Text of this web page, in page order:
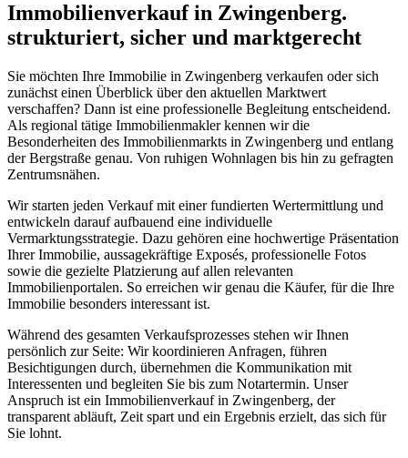
Immobilienverkauf in Zwingenberg.
strukturiert, sicher und marktgerecht
Sie möchten Ihre Immobilie in Zwingenberg verkaufen oder sich
zunächst einen Überblick über den aktuellen Marktwert
verschaffen? Dann ist eine professionelle Begleitung entscheidend.
Als regional tätige Immobilienmakler kennen wir die
Besonderheiten des Immobilienmarkts in Zwingenberg und entlang
der Bergstraße genau. Von ruhigen Wohnlagen bis hin zu gefragten
Zentrumsnähen.
Wir starten jeden Verkauf mit einer fundierten Wertermittlung und
entwickeln darauf aufbauend eine individuelle
Vermarktungsstrategie. Dazu gehören eine hochwertige Präsentation
Ihrer Immobilie, aussagekräftige Exposés, professionelle Fotos
sowie die gezielte Platzierung auf allen relevanten
Immobilienportalen. So erreichen wir genau die Käufer, für die Ihre
Immobilie besonders interessant ist.
Während des gesamten Verkaufsprozesses stehen wir Ihnen
persönlich zur Seite: Wir koordinieren Anfragen, führen
Besichtigungen durch, übernehmen die Kommunikation mit
Interessenten und begleiten Sie bis zum Notartermin. Unser
Anspruch ist ein Immobilienverkauf in Zwingenberg, der
transparent abläuft, Zeit spart und ein Ergebnis erzielt, das sich für
Sie lohnt.